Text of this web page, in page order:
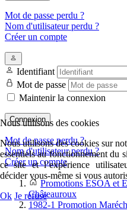
Mot de passe perdu ?
Nom d'utilisateur perdu ?
Créer un compte
Identifiant
Mot de passe
Maintenir la connexion
Connexion
Mot de passe perdu ?
Nom d'utilisateur perdu ?
Créer un compte
Promotions ESOA et
Châteauroux
1982-1 Promotion
Nous utilisons des cookies
Nous utilisons des cookies sur
essentiels au fonctionnement du
ce site et l’expérience
décider vous-même si vous
Ok Je refuse